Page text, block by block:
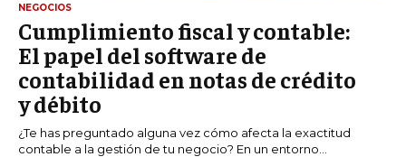
NEGOCIOS
Cumplimiento fiscal y contable:
El papel del software de
contabilidad en notas de crédito
y débito
¿Te has preguntado alguna vez cómo afecta la exactitud
contable a la gestión de tu negocio? En un entorno...